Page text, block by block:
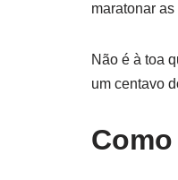
maratonar
Não é à toa
um centavo